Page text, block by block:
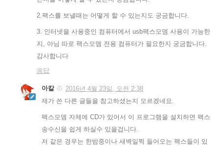
2.팩스를 보낼때는 어떻게 할 수 있는지도 궁금합니다.
3. 인터넷을 사용중인 컴퓨터에서 usb팩스모뎀 사용이 가능한
지, 아님 따로 팩스모뎀 전용 컴퓨터가 필요한지 궁금합니다.
감사합니다
응답
아칼
2016년 4월 23일, 오전 2:38
제가 쓴 다른 글들을 참고하셨는지 모르겠네요.
팩스모뎀 자체에 CD가 있어서 이 프로그램을 설치하면 팩스
송수신을 쉽게 하실수 있을겁니다.
저 같은 경우는 한밤중이나 새벽일찍 들어오는 팩스들이 있